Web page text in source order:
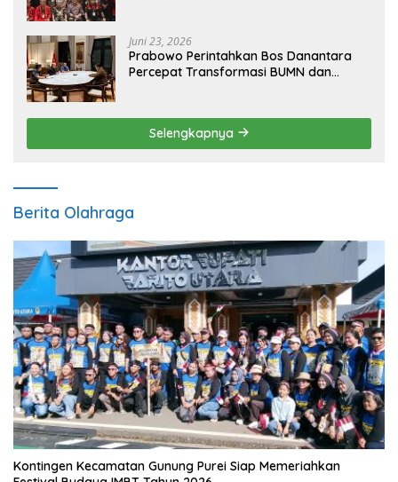
Juni 23, 2026
Prabowo Perintahkan Bos Danantara
Percepat Transformasi BUMN dan
Selengkapnya
Berita Olahraga
Kontingen Kecamatan Gunung Purei Siap Memeriahkan